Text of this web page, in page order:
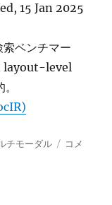
15 Jan 2025
ベンチマー
layout-level
チモーダル
MMDocIR:
コメ